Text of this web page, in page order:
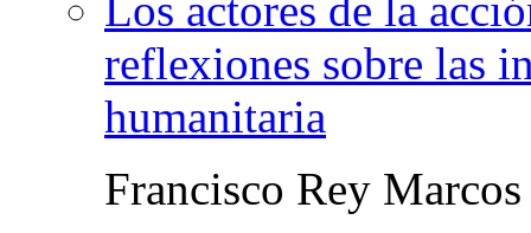
reflexiones sobre las
humanitaria
Francisco Rey Marcos